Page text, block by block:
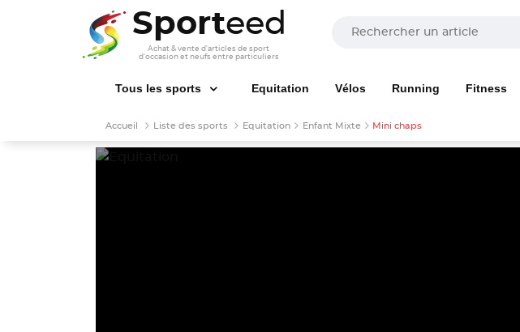
Sporteed
Achat & vente d'articles de sport
d'occasion et neufs entre particuliers
Tous les sports Equitation Vélos Running Fitness
Accueil Liste des sports Equitation Enfant Mixte Mini chaps